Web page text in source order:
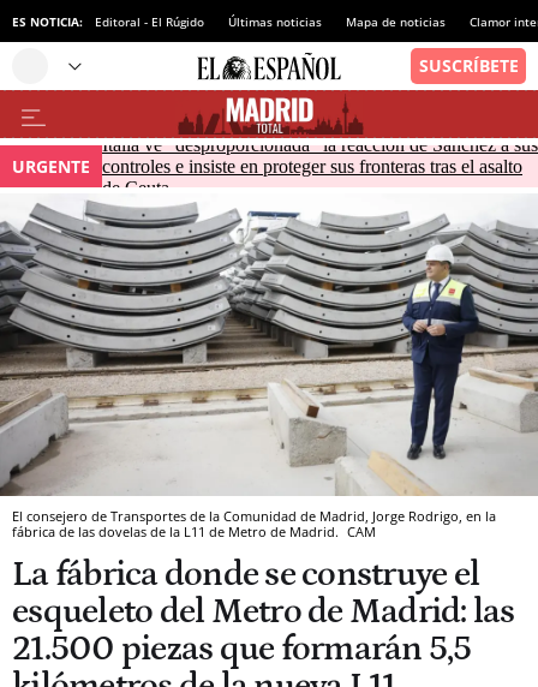
ES NOTICIA: Editoral - El Rúgido Últimas noticias Mapa de noticias Clamor
URGENTE
Italia ve "desproporcionada" la reacción de Sánchez a sus
controles e insiste en proteger sus fronteras tras el asalto
de Ceuta
El consejero de Transportes de la Comunidad de Madrid, Jorge Rodrigo, en la
fábrica de las dovelas de la L11 de Metro de Madrid. CAM
La fábrica donde se construye el
esqueleto del Metro de Madrid: las
21.500 piezas que formarán 5,5